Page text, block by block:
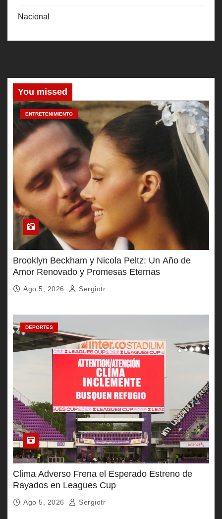
Nacional
You missed
ENTRETENIMIENTO
Brooklyn Beckham y Nicola Peltz: Un Año de
Amor Renovado y Promesas Eternas
Ago 5, 2026 Sergiotr
DEPORTES
Clima Adverso Frena el Esperado Estreno de
Rayados en Leagues Cup
Ago 5, 2026 Sergiotr